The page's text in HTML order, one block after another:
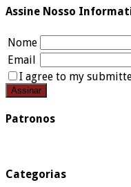
Assine Nosso
Nome
Email
I agree to my
Patronos
Categorias